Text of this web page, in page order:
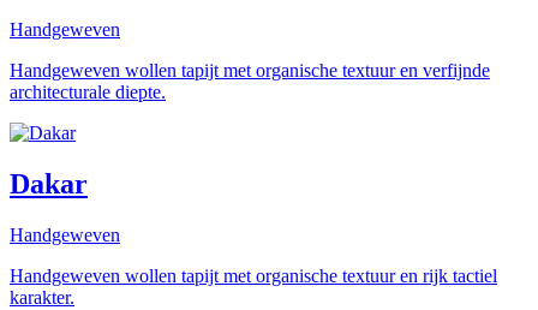
Handgeweven
Handgeweven wollen tapijt met organische textuur en verfijnde
architecturale diepte.
Dakar
Handgeweven
Handgeweven wollen tapijt met organische textuur en rijk tactiel
karakter.